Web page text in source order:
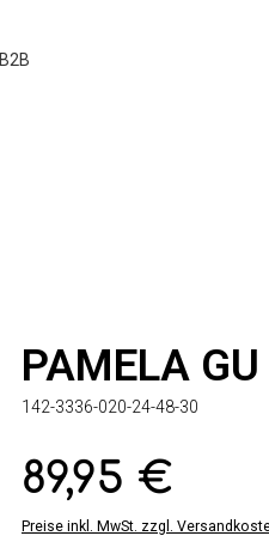
B2B
PAMELA GU
142-3336-020-24-48-30
Regulärer Preis:
89,95 €
Preise inkl. MwSt. zzgl.